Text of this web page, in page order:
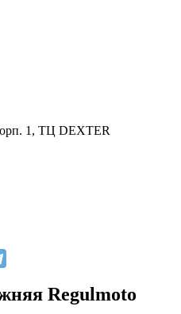
1, ТЦ DEXTER
Regulmoto